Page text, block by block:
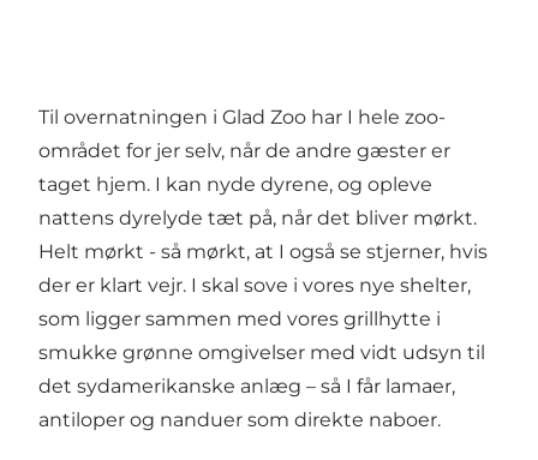
Til overnatningen i Glad Zoo har I hele zoo-
området for jer selv, når de andre gæster er
taget hjem. I kan nyde dyrene, og opleve
nattens dyrelyde tæt på, når det bliver mørkt.
Helt mørkt - så mørkt, at I også se stjerner, hvis
der er klart vejr. I skal sove i vores nye shelter,
som ligger sammen med vores grillhytte i
smukke grønne omgivelser med vidt udsyn til
det sydamerikanske anlæg – så I får lamaer,
antiloper og nanduer som direkte naboer.